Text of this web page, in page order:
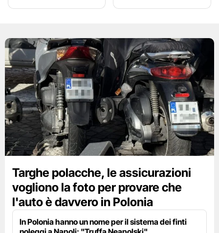
Targhe polacche, le assicurazioni
vogliono la foto per provare che
l'auto è davvero in Polonia
In Polonia hanno un nome per il sistema dei finti